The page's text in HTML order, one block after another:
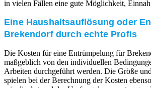
in vielen Fällen eine gute Möglichkeit,
Eine Haushaltsauflösung oder
Brekendorf durch echte Profis
Die Kosten für eine Entrümpelung für
maßgeblich von den individuellen
Arbeiten durchgeführt werden. Die Größe
spielen bei der Berechnung der Kosten